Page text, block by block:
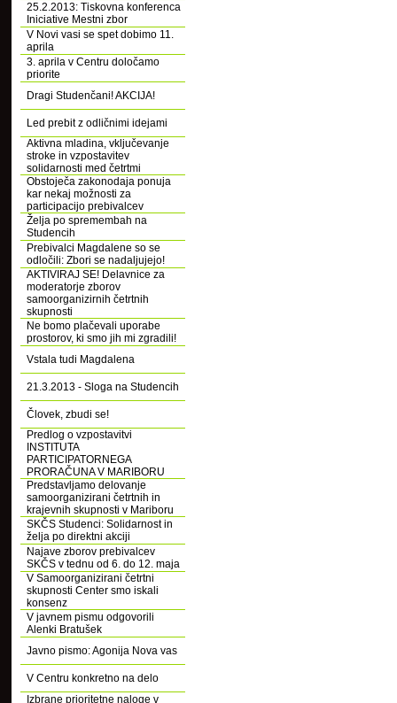
25.2.2013: Tiskovna konferenca
Iniciative Mestni zbor
V Novi vasi se spet dobimo 11.
aprila
3. aprila v Centru določamo
priorite
Dragi Studenčani! AKCIJA!
Led prebit z odličnimi idejami
Aktivna mladina, vključevanje
stroke in vzpostavitev
solidarnosti med četrtmi
Obstoječa zakonodaja ponuja
kar nekaj možnosti za
participacijo prebivalcev
Želja po spremembah na
Studencih
Prebivalci Magdalene so se
odločili: Zbori se nadaljujejo!
AKTIVIRAJ SE! Delavnice za
moderatorje zborov
samoorganizirnih četrtnih
skupnosti
Ne bomo plačevali uporabe
prostorov, ki smo jih mi zgradili!
Vstala tudi Magdalena
21.3.2013 - Sloga na Studencih
Človek, zbudi se!
Predlog o vzpostavitvi
INSTITUTA
PARTICIPATORNEGA
PRORAČUNA V MARIBORU
Predstavljamo delovanje
samoorganizirani četrtnih in
krajevnih skupnosti v Mariboru
SKČS Studenci: Solidarnost in
želja po direktni akciji
Najave zborov prebivalcev
SKČS v tednu od 6. do 12. maja
V Samoorganizirani četrtni
skupnosti Center smo iskali
konsenz
V javnem pismu odgovorili
Alenki Bratušek
Javno pismo: Agonija Nova vas
V Centru konkretno na delo
Izbrane prioritetne naloge v